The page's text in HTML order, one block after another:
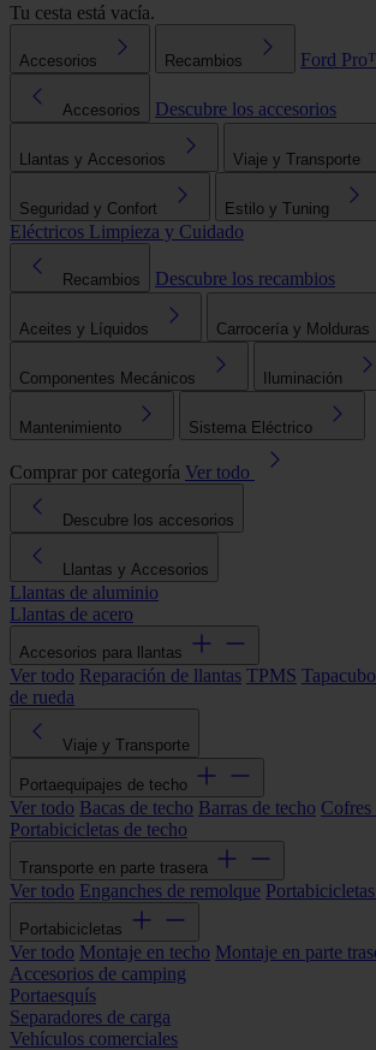
Tu cesta está vacía.
Accesorios Recambios Ford
Accesorios Descubre los accesorios
Llantas y Accesorios Viaje y Transporte
Seguridad y Confort Estilo y Tuning
Eléctricos Limpieza y Cuidado
Recambios Descubre los recambios
Aceites y Líquidos Carrocería y Molduras
Componentes Mecánicos Iluminación
Mantenimiento Sistema Eléctrico
Comprar por categoría Ver todo
Descubre los accesorios
Llantas y Accesorios
Llantas de aluminio
Llantas de acero
Accesorios para llantas
Ver todo Reparación de llantas TPMS
de rueda
Viaje y Transporte
Portaequipajes de techo
Ver todo Bacas de techo Barras de techo Cofres
Portabicicletas de techo
Transporte en parte trasera
Ver todo Enganches de remolque
Portabicicletas
Ver todo Montaje en techo Montaje en parte
Accesorios de camping
Portaesquís
Separadores de carga
Vehículos comerciales